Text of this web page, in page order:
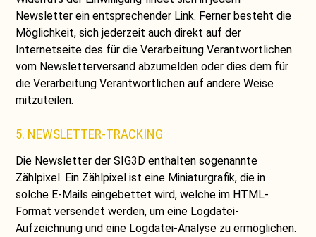
Newsletter ein entsprechender Link. Ferner besteht die
Möglichkeit, sich jederzeit auch direkt auf der
Internetseite des für die Verarbeitung Verantwortlichen
vom Newsletterversand abzumelden oder dies dem für
die Verarbeitung Verantwortlichen auf andere Weise
mitzuteilen.
5. NEWSLETTER-TRACKING
Die Newsletter der SIG3D enthalten sogenannte
Zählpixel. Ein Zählpixel ist eine Miniaturgrafik, die in
solche E-Mails eingebettet wird, welche im HTML-
Format versendet werden, um eine Logdatei-
Aufzeichnung und eine Logdatei-Analyse zu ermöglichen.